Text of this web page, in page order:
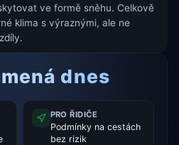
ve formě sněhu. Celkově
klima s výraznými, ale ne
dnes
PRO ŘIDIČE
Podmínky na cestách
bez rizik